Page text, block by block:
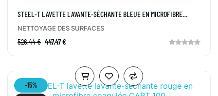
STEEL-T LAVETTE LAVANTE-SÉCHANTE BLEUE EN MICROFIBRE
NETTOYAGE DES SURFACES
526,44 € 447,47 €
-15%